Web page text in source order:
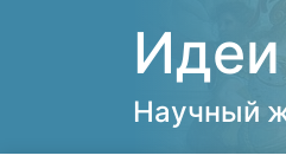
Научный